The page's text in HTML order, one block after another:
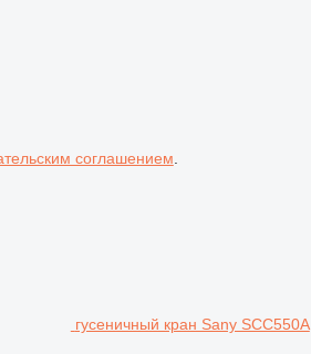
соглашением
гусеничный кран Sany SCC550A